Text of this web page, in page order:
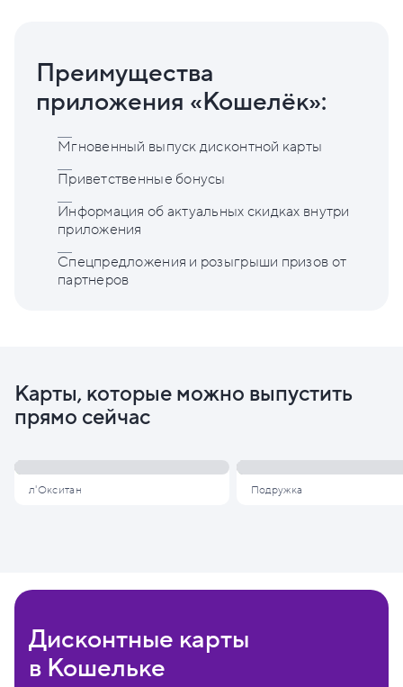
Преимущества
приложения «Кошелёк»:
Мгновенный выпуск дисконтной карты
Приветственные бонусы
Информация об актуальных скидках внутри
приложения
Спецпредложения и розыгрыши призов от
партнеров
Карты, которые можно выпустить
прямо сейчас
л'Окситан Подружка
Дисконтные карты
в Кошельке